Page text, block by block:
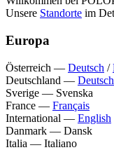
Unsere Standorte im
Europa
Österreich — Deutsch /
Deutschland — Deutsch
Sverige — Svenska
France — Français
International — English
Danmark — Dansk
Italia — Italiano